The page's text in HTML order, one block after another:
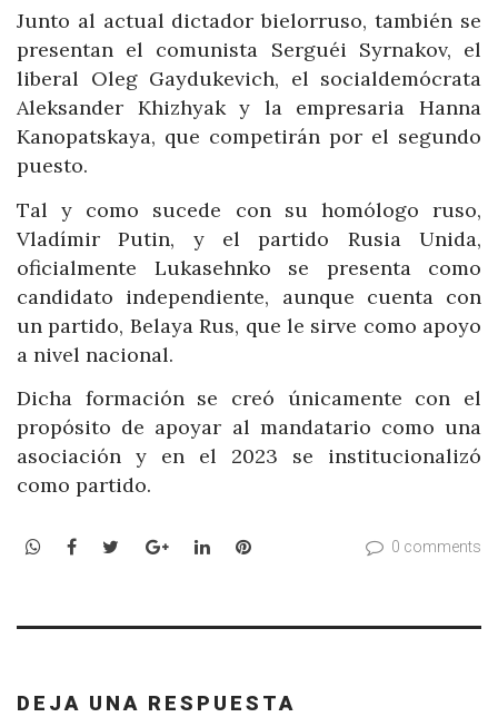
Junto al actual dictador bielorruso, también se
presentan el comunista Serguéi Syrnakov, el
liberal Oleg Gaydukevich, el socialdemócrata
Aleksander Khizhyak y la empresaria Hanna
Kanopatskaya, que competirán por el segundo
puesto.
Tal y como sucede con su homólogo ruso,
Vladímir Putin, y el partido Rusia Unida,
oficialmente Lukasehnko se presenta como
candidato independiente, aunque cuenta con
un partido, Belaya Rus, que le sirve como apoyo
a nivel nacional.
Dicha formación se creó únicamente con el
propósito de apoyar al mandatario como una
asociación y en el 2023 se institucionalizó
como partido.
WhatsApp
Facebook
TwitterGoogle+LinkedInPinterest 0 comments
DEJA UNA RESPUESTA